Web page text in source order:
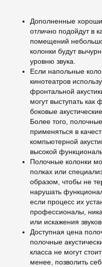
Дополненные
отлично подойдут в
помещений
колонки будут
уровню звука.
Если напольные
кинотеатров
фронтальной
могут выступать
боковые
Более того,
применяться в
компьютерной
высокой
Полочные колонки
полках или
образом, чтобы не
нарушать
если процесс их
профессионалы,
или искажения
Доступная цена
полочные
класса не могут
менее, позволить